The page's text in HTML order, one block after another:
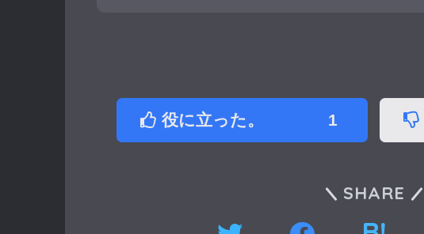
役に立った。 1
SHARE